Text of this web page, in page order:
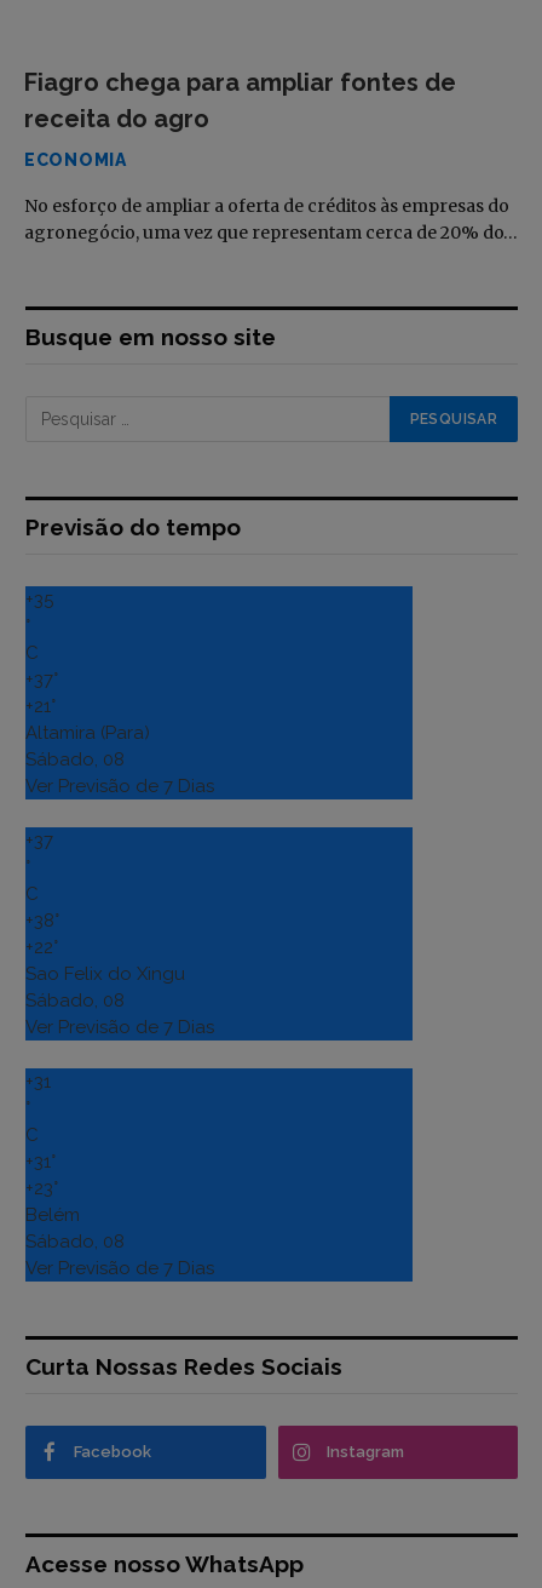
Fiagro chega para ampliar fontes de
receita do agro
ECONOMIA
No esforço de ampliar a oferta de créditos às empresas do
agronegócio, uma vez que representam cerca de 20% do…
Busque em nosso site
Previsão do tempo
+35
°
C
+37°
+21°
Altamira (Para)
Sábado, 08
Ver Previsão de 7 Dias
+37
°
C
+38°
+22°
Sao Felix do Xingu
Sábado, 08
Ver Previsão de 7 Dias
+31
°
C
+31°
+23°
Belém
Sábado, 08
Ver Previsão de 7 Dias
Curta Nossas Redes Sociais
Facebook Instagram
Acesse nosso WhatsApp